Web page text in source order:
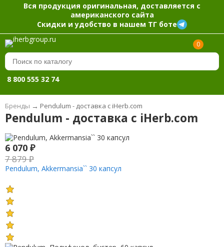
Вся продукция оригинальная, доставляется с
американского сайта
Скидки и удобство в нашем ТГ боте
0
8 800 555 32 74
Бренды → Pendulum - доставка с iHerb.com
Pendulum - доставка с iHerb.com
6 070 ₽
7 879₽
Pendulum, Akkermansia`` 30 капсул